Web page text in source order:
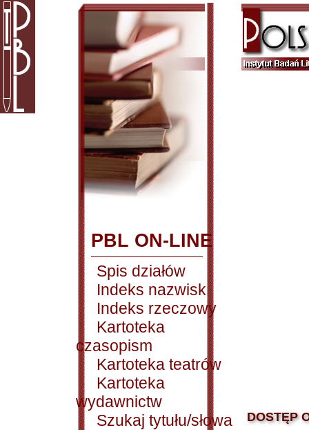
PBL ON-LINE
Spis działów
Indeks nazwisk
Indeks rzeczowy
Kartoteka
czasopism
Kartoteka teatrów
Kartoteka
wydawnictw
Szukaj tytułu/słowa
DOSTĘP